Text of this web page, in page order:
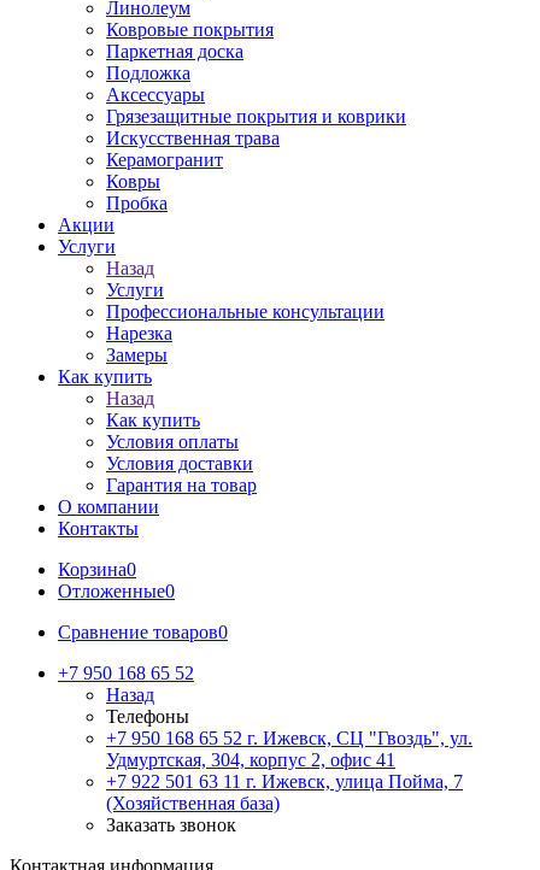
Линолеум
Ковровые покрытия
Паркетная доска
Подложка
Аксессуары
Грязезащитные покрытия и коврики
Искусственная трава
Керамогранит
Ковры
Пробка
Акции
Услуги
Назад
Услуги
Профессиональные консультации
Нарезка
Замеры
Как купить
Назад
Как купить
Условия оплаты
Условия доставки
Гарантия на товар
О компании
Контакты
Корзина0
Отложенные0
Сравнение товаров0
+7 950 168 65 52
Назад
Телефоны
+7 950 168 65 52 г. Ижевск, СЦ "Гвоздь", ул.
Удмуртская, 304, корпус 2, офис 41
+7 922 501 63 11 г. Ижевск, улица Пойма, 7
(Хозяйственная база)
Заказать звонок
Контактная информация